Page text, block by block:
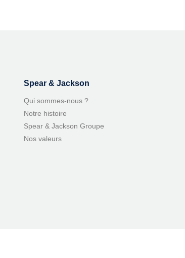
Spear & Jackson
Qui sommes-nous ?
Notre histoire
Spear & Jackson Groupe
Nos valeurs